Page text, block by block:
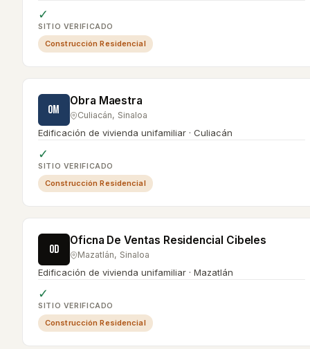
✓
SITIO VERIFICADO
Construcción Residencial
OM
Obra Maestra
Culiacán, Sinaloa
Edificación de vivienda unifamiliar · Culiacán
✓
SITIO VERIFICADO
Construcción Residencial
OD
Oficna De Ventas Residencial Cibeles
Mazatlán, Sinaloa
Edificación de vivienda unifamiliar · Mazatlán
✓
SITIO VERIFICADO
Construcción Residencial